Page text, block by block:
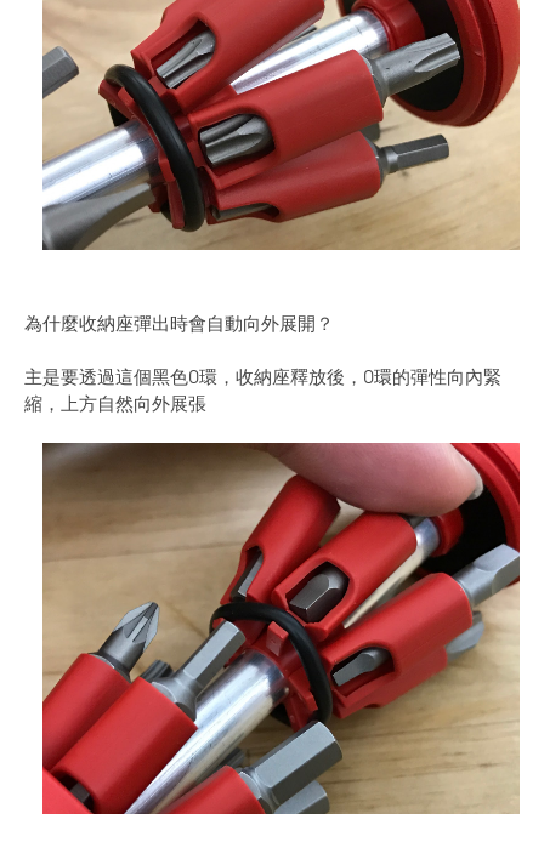
為什麼收納座彈出時會自動向外展開？
主是要透過這個黑色O環，收納座釋放後，O環的彈性向內緊
縮，上方自然向外展張